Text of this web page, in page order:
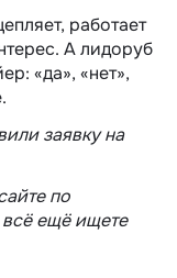
работает
А лидоруб
«да», «нет»,
заявку на
по
ещё ищете